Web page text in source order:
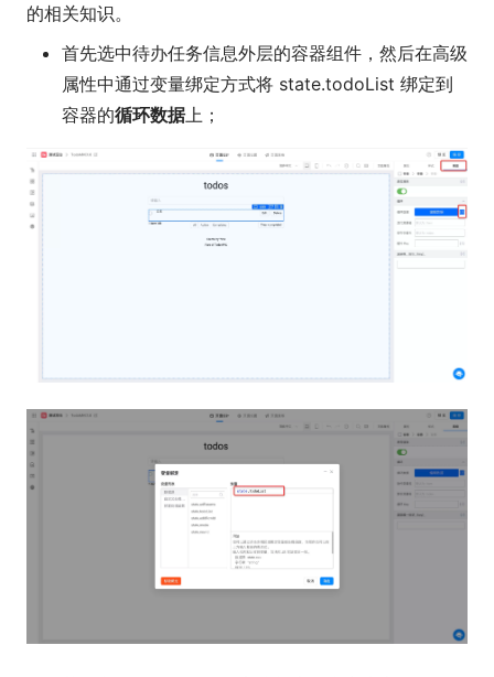
的相关知识。
首先选中待办任务信息外层的容器组件，然后在高级
属性中通过变量绑定方式将 state.todoList 绑定到
容器的循环数据上；